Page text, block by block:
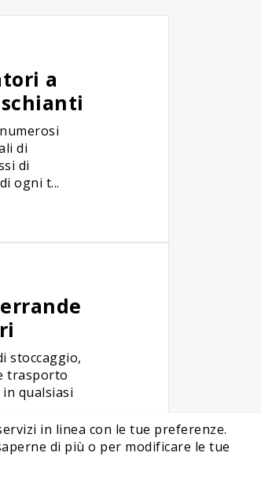
a
di
di
ogni t...
stoccaggio,
trasporto
qualsiasi
in linea con le tue preferenze.
di più o per modificare le tue